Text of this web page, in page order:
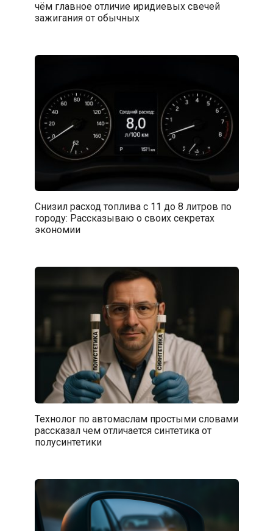
чём главное отличие иридиевых свечей
зажигания от обычных
Снизил расход топлива с 11 до 8 литров по
городу: Рассказываю о своих секретах
экономии
Технолог по автомаслам простыми словами
рассказал чем отличается синтетика от
полусинтетики